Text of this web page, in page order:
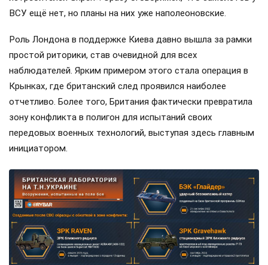
ВСУ ещё нет, но планы на них уже наполеоновские.
Роль Лондона в поддержке Киева давно вышла за рамки
простой риторики, став очевидной для всех
наблюдателей. Ярким примером этого стала операция в
Крынках, где британский след проявился наиболее
отчетливо. Более того, Британия фактически превратила
зону конфликта в полигон для испытаний своих
передовых военных технологий, выступая здесь главным
инициатором.